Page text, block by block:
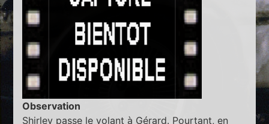
Observation
Shirley passe le volant à Gérard. Pourtant, en